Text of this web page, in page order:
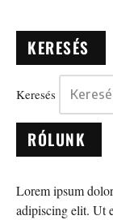
KERESÉS
Keresés
RÓLUNK
Lorem ipsum
adipiscing elit. Ut